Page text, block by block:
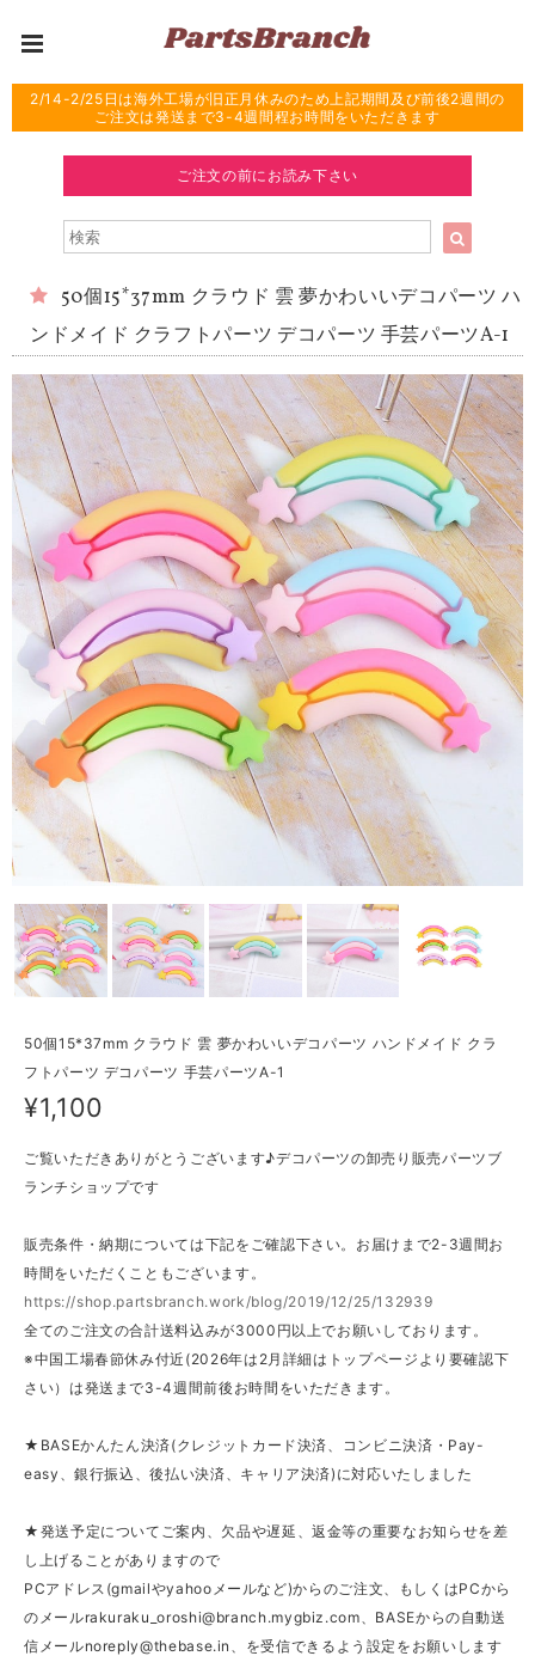
2/14-2/25日は海外工場が旧正月休みのため上記期間及び前後2週間の
ご注文は発送まで3-4週間程お時間をいただきます
ご注文の前にお読み下さい
50個15*37mm クラウド 雲 夢かわいいデコパーツ ハ
ンドメイド クラフトパーツ デコパーツ 手芸パーツA-1
50個15*37mm クラウド 雲 夢かわいいデコパーツ ハンドメイド クラ
フトパーツ デコパーツ 手芸パーツA-1
¥1,100
ご覧いただきありがとうございます♪デコパーツの卸売り販売パーツブ
ランチショップです
販売条件・納期については下記をご確認下さい。お届けまで2-3週間お
時間をいただくこともございます。
https://shop.partsbranch.work/blog/2019/12/25/132939
全てのご注文の合計送料込みが3000円以上でお願いしております。
※中国工場春節休み付近(2026年は2月詳細はトップページより要確認下
さい）は発送まで3-4週間前後お時間をいただきます。
★BASEかんたん決済(クレジットカード決済、コンビニ決済・Pay-
easy、銀行振込、後払い決済、キャリア決済)に対応いたしました
★発送予定についてご案内、欠品や遅延、返金等の重要なお知らせを差
し上げることがありますので
PCアドレス(gmailやyahooメールなど)からのご注文、もしくはPCから
のメールrakuraku_oroshi@branch.mygbiz.com 、BASEからの自動送
信メールnoreply@thebase.in
、を受信できるよう設定をお願いします